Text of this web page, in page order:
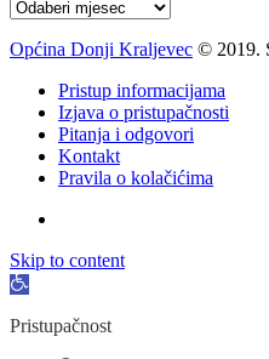
Arhiva
Općina Donji Kraljevec © 2019.
Pristup informacijama
Izjava o pristupačnosti
Pitanja i odgovori
Kontakt
Pravila o kolačićima
Skip to content
Open
Pristupačnost